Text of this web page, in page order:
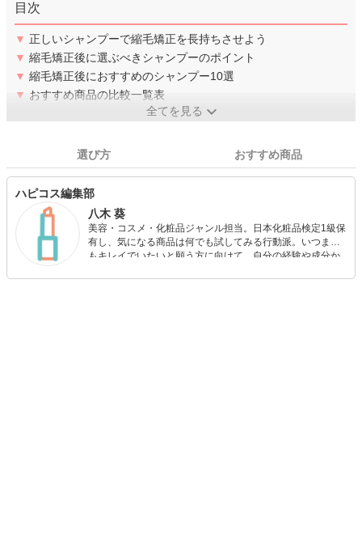
目次
▼ 正しいシャンプーで縮毛矯正を長持ちさせよう
▼ 縮毛矯正後に選ぶべきシャンプーのポイント
▼ 縮毛矯正後におすすめのシャンプー10選
▼ おすすめ商品の比較一覧表
全てを見る
選び方 おすすめ商品
ハピコス編集部
八木 葵
美容・コスメ・化粧品ジャンル担当。日本化粧品検定1級保
有し、気になる商品は何でも試してみる行動派。いつまで
もキレイでいたいと願う方に向けて、自分の経験や成分か